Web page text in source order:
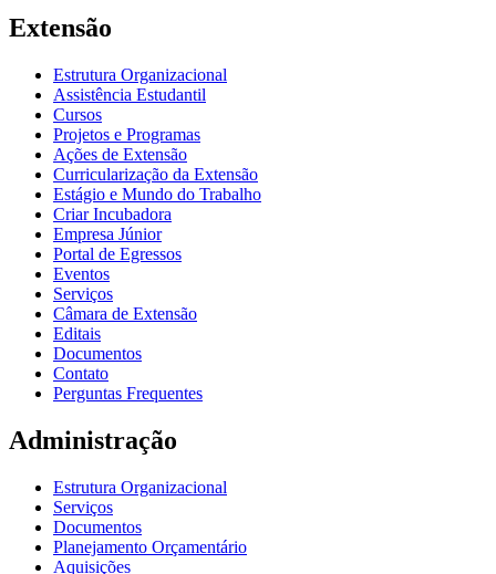
Extensão
Estrutura Organizacional
Assistência Estudantil
Cursos
Projetos e Programas
Ações de Extensão
Curricularização da Extensão
Estágio e Mundo do Trabalho
Criar Incubadora
Empresa Júnior
Portal de Egressos
Eventos
Serviços
Câmara de Extensão
Editais
Documentos
Contato
Perguntas Frequentes
Administração
Estrutura Organizacional
Serviços
Documentos
Planejamento Orçamentário
Aquisições